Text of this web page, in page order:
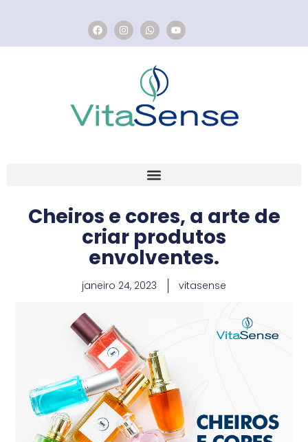
Cheiros e cores, a arte de
criar produtos
envolventes.
janeiro 24, 2023 vitasense